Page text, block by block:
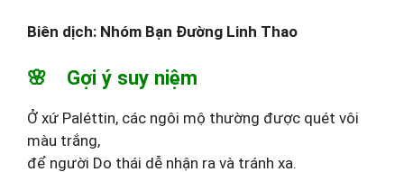
Biên dịch: Nhóm Bạn Đường Linh Thao
🌸 Gợi ý suy niệm
Ở xứ Paléttin, các ngôi mộ thường được quét vôi
màu trắng,
để người Do thái dễ nhận ra và tránh xa.